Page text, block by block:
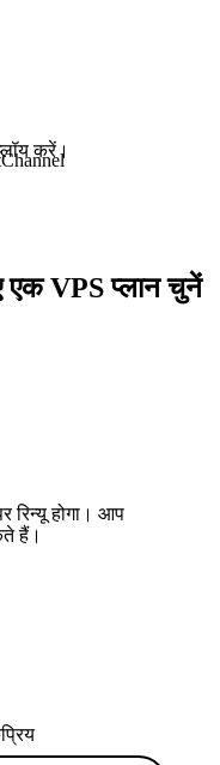
VPS प्लान चुनें
रिन्यू होगा। आप
हैं।